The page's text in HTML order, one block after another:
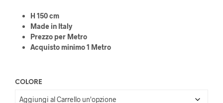
H 150 cm
Made in Italy
Prezzo per Metro
Acquisto minimo 1 Metro
COLORE